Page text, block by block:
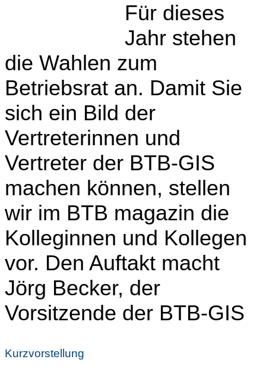
Für dieses
Jahr stehen
die Wahlen zum
Betriebsrat an. Damit Sie
sich ein Bild der
Vertreterinnen und
Vertreter der BTB-GIS
machen können, stellen
wir im BTB magazin die
Kolleginnen und Kollegen
vor. Den Auftakt macht
Jörg Becker, der
Vorsitzende der BTB-GIS
Kurzvorstellung